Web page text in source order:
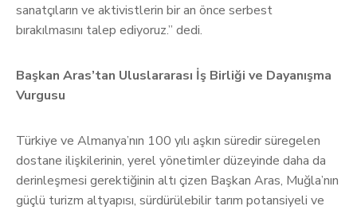
sanatçıların ve aktivistlerin bir an önce serbest
bırakılmasını talep ediyoruz.” dedi.
Başkan Aras’tan Uluslararası İş Birliği ve Dayanışma
Vurgusu
Türkiye ve Almanya’nın 100 yılı aşkın süredir süregelen
dostane ilişkilerinin, yerel yönetimler düzeyinde daha da
derinleşmesi gerektiğinin altı çizen Başkan Aras, Muğla’nın
güçlü turizm altyapısı, sürdürülebilir tarım potansiyeli ve